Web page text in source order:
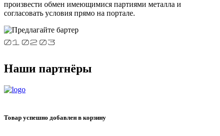
произвести обмен имеющимися партиями металла и
согласовать условия прямо на портале.
Наши партнёры
Товар успешно добавлен в корзину